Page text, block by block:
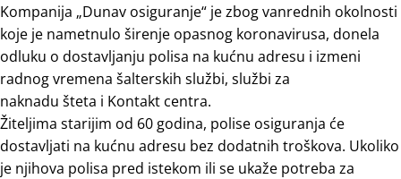
Kompanija „Dunav osiguranje“ je zbog vanrednih okolnosti
koje je nametnulo širenje opasnog koronavirusa, donela
odluku o dostavljanju polisa na kućnu adresu i izmeni
radnog vremena šalterskih službi, službi za
naknadu šteta i Kontakt centra.
Žiteljima starijim od 60 godina, polise osiguranja će
dostavljati na kućnu adresu bez dodatnih troškova. Ukoliko
je njihova polisa pred istekom ili se ukaže potreba za